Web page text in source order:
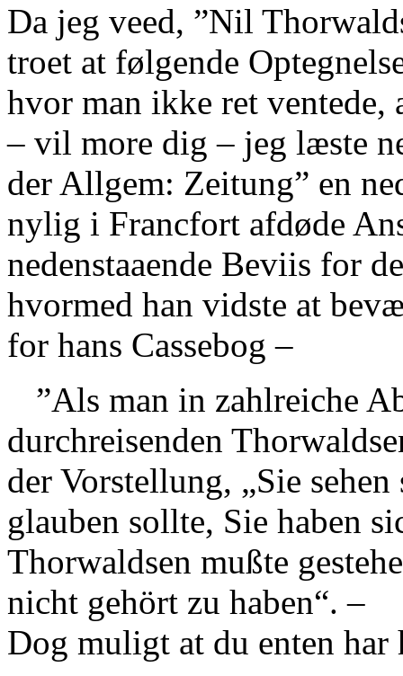
Da jeg veed, ”Nil
troet at følgende
hvor man ikke ret
– vil more dig – jeg læste
der Allgem: Zeitung” en
nylig i Francfort afdøde
nedenstaaende Beviis for
hvormed han vidste at
for hans Cassebog –
”Als man in zahlreiche
durchreisenden
der Vorstellung, „Sie
glauben sollte, Sie haben
Thorwaldsen mußte
nicht gehört zu haben“. –
Dog muligt at du enten